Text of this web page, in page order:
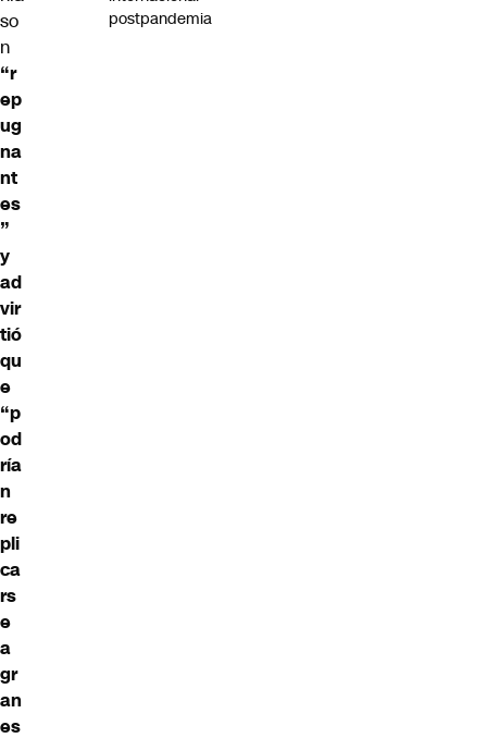
so
n
“r
ep
ug
na
nt
es
”
y
ad
vir
tió
qu
e
“p
od
ría
n
re
pli
ca
rs
e
a
gr
an
es
postpandemia